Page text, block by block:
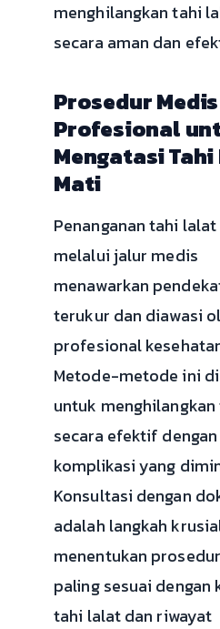
menghilangkan tahi
secara aman dan
Prosedur Medis
Profesional
Mengatasi
Mati
Penanganan tahi
melalui jalur medis
menawarkan
terukur dan diawasi
profesional
Metode-metode ini
untuk
secara efektif
komplikasi yang
Konsultasi dengan
adalah langkah
menentukan
paling sesuai dengan
tahi lalat dan riwayat